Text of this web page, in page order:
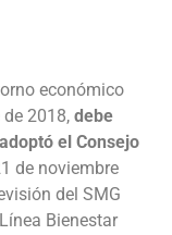
económico
2018, debe
el Consejo
de noviembre
del SMG
Bienestar